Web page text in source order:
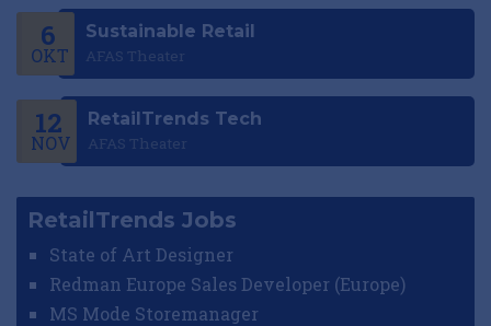
6
OKT
Sustainable Retail
AFAS Theater
12
NOV
RetailTrends Tech
AFAS Theater
RetailTrends Jobs
State of Art Designer
Redman Europe Sales Developer (Europe)
MS Mode Storemanager